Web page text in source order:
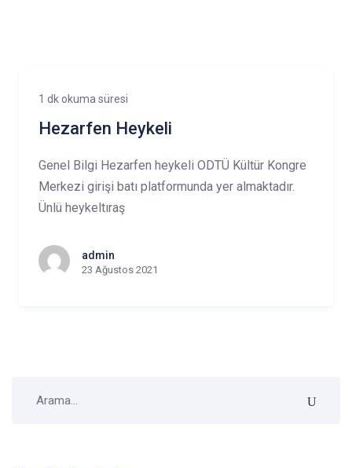
1 dk okuma süresi
Hezarfen Heykeli
Genel Bilgi Hezarfen heykeli ODTÜ Kültür Kongre
Merkezi girişi batı platformunda yer almaktadır.
Ünlü heykeltıraş
admin
23 Ağustos 2021